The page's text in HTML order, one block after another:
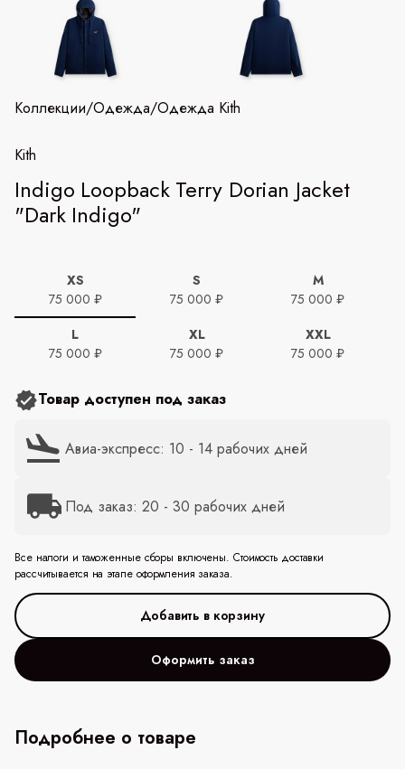
Коллекции/Одежда/Одежда Kith
Kith
Indigo Loopback Terry Dorian Jacket
"Dark Indigo"
XS
75 000 ₽
S
75 000 ₽
M
75 000 ₽
L
75 000 ₽
XL
75 000 ₽
XXL
75 000 ₽
Товар доступен под заказ
Авиа-экспресс: 10 - 14 рабочих дней
Под заказ: 20 - 30 рабочих дней
Все налоги и таможенные сборы включены. Стоимость доставки
рассчитывается на этапе оформления заказа.
Оформить заказ
Подробнее о товаре